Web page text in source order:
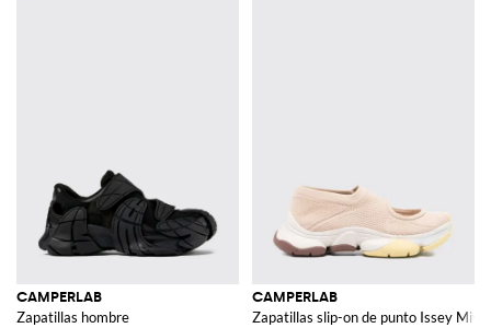
CAMPERLAB
Zapatillas hombre
CAMPERLAB
Zapatillas slip-on de punto Issey